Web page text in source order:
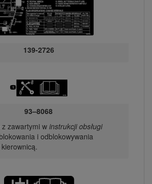
139-2726
93–8068
zawartymi w instrukcji obsługi
i odblokowywania